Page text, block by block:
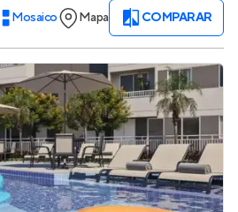
Mosaico Mapa COMPARAR